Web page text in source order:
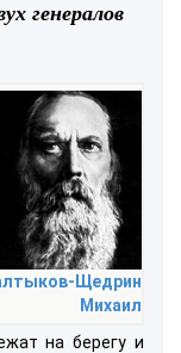
генералов
Щедрин
Михаил
на берегу и